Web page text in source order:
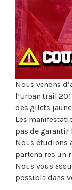
Nous venons
l’Urban trail
des gilets
Les
pas de garantir
Nous étudions
partenaires un
Nous vous
possible dans